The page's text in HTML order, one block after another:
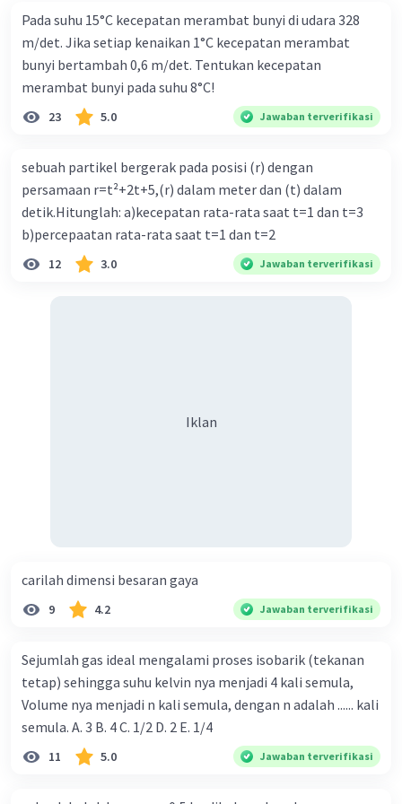
·
Iklan
Pada suhu 15°C kecepatan merambat bunyi di udara 328
m/det. Jika setiap kenaikan 1°C kecepatan merambat
bunyi bertambah 0,6 m/det. Tentukan kecepatan
merambat bunyi pada suhu 8°C!
23 5.0 Jawaban terverifikasi
sebuah partikel bergerak pada posisi (r) dengan
persamaan r=t²+2t+5,(r) dalam meter dan (t) dalam
detik.Hitunglah: a)kecepatan rata-rata saat t=1 dan t=3
b)percepaatan rata-rata saat t=1 dan t=2
12 3.0 Jawaban terverifikasi
Iklan
carilah dimensi besaran gaya
9 4.2 Jawaban terverifikasi
Sejumlah gas ideal mengalami proses isobarik (tekanan
tetap) sehingga suhu kelvin nya menjadi 4 kali semula,
Volume nya menjadi n kali semula, dengan n adalah ...... kali
semula. A. 3 B. 4 C. 1/2 D. 2 E. 1/4
11 5.0 Jawaban terverifikasi